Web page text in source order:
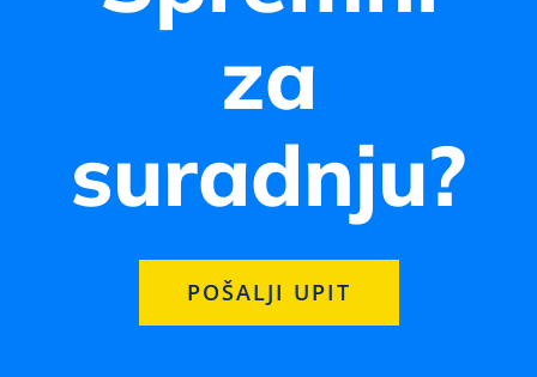
za
suradnju?
POŠALJI UPIT